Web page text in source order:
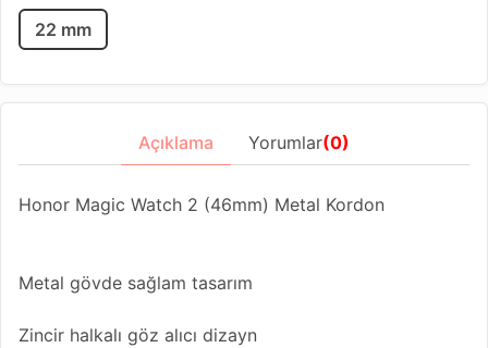
22 mm
Açıklama Yorumlar(0)
Honor Magic Watch 2 (46mm) Metal Kordon
Metal gövde sağlam tasarım
Zincir halkalı göz alıcı dizayn